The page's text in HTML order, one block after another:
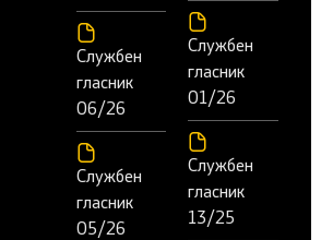
Службен
гласник
06/26
Службен
гласник
05/26
Службен
гласник
01/26
Службен
гласник
13/25